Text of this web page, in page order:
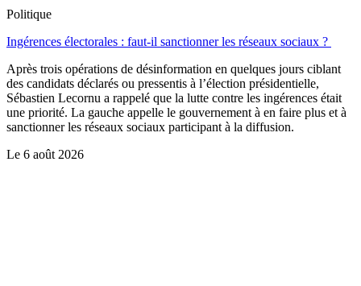
Politique
Ingérences électorales : faut-il sanctionner les réseaux sociaux ?
Après trois opérations de désinformation en quelques jours ciblant
des candidats déclarés ou pressentis à l’élection présidentielle,
Sébastien Lecornu a rappelé que la lutte contre les ingérences était
une priorité. La gauche appelle le gouvernement à en faire plus et à
sanctionner les réseaux sociaux participant à la diffusion.
Le 6 août 2026